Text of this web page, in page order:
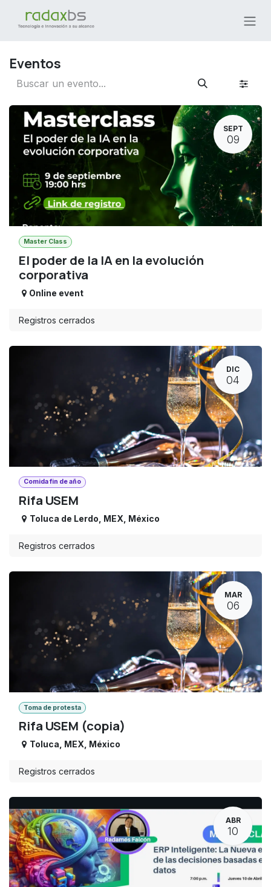
Ir al contenido
Eventos
SEPT
09
Master Class
El poder de la IA en la evolución
corporativa
Online event
Registros cerrados
DIC
04
Comida fin de año
Rifa USEM
Toluca de Lerdo MEX México
Registros cerrados
MAR
06
Toma de protesta
Rifa USEM (copia)
Toluca, MEX, México
Registros cerrados
ABR
10